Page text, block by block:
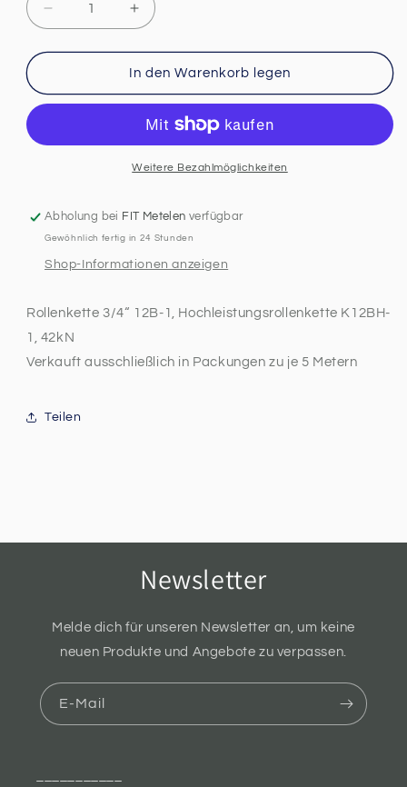
Verringere
die
Menge
Rollenkette
1,
Hochleistungsrollenkette
1,
42kN
Erhöhe
die
Menge
für
Rollenkette
12B-
1,
Hochleistungsrollenkette
42kN
In den Warenkorb legen
Weitere Bezahlmöglichkeiten
Abholung bei FIT Metelen verfügbar
Gewöhnlich fertig in 24 Stunden
Shop-Informationen anzeigen
Rollenkette 3/4“ 12B-1, Hochleistungsrollenkette K12BH-
1, 42kN
Verkauft ausschließlich in Packungen zu je 5 Metern
Teilen
Newsletter
Melde dich für unseren Newsletter an, um keine
neuen Produkte und Angebote zu verpassen.
E-Mail